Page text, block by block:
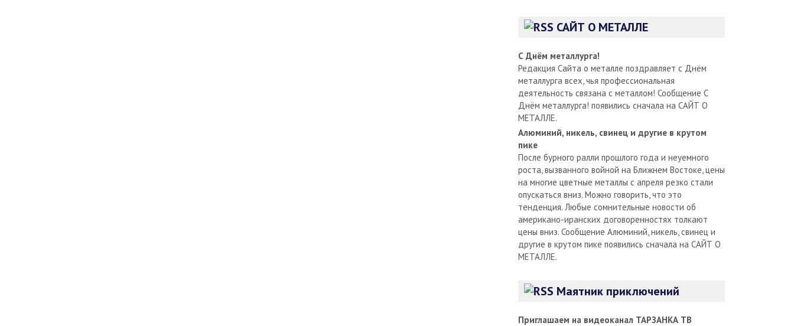
САЙТ О МЕТАЛЛЕ
С Днём металлурга!
Редакция Сайта о металле поздравляет с Днём
металлурга всех, чья профессиональная
деятельность связана с металлом! Сообщение С
Днём металлурга! появились сначала на САЙТ О
МЕТАЛЛЕ.
Алюминий, никель, свинец и другие в крутом
пике
После бурного ралли прошлого года и неуемного
роста, вызванного войной на Ближнем Востоке, цены
на многие цветные металлы с апреля резко стали
опускаться вниз. Можно говорить, что это
тенденция. Любые сомнительные новости об
американо-иранских договоренностях толкают
цены вниз. Сообщение Алюминий, никель, свинец и
другие в крутом пике появились сначала на САЙТ О
МЕТАЛЛЕ.
Маятник приключений
Приглашаем на видеоканал ТАРЗАНКА ТВ